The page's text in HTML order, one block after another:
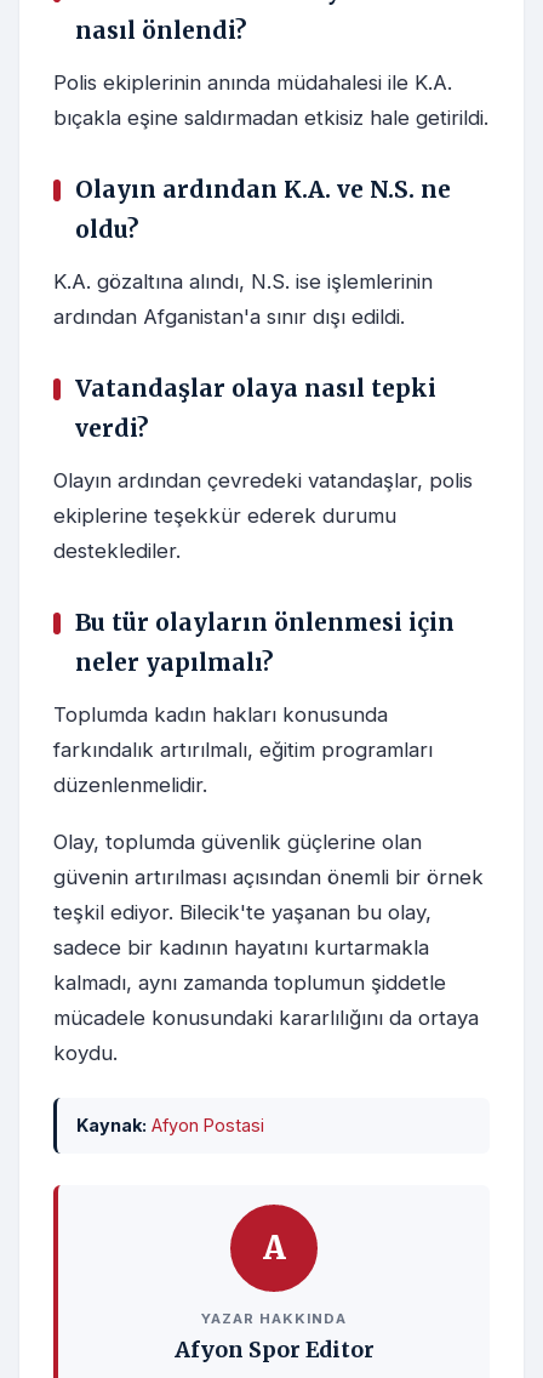
nasıl önlendi?
Polis ekiplerinin anında müdahalesi ile K.A.
bıçakla eşine saldırmadan etkisiz hale getirildi.
Olayın ardından K.A. ve N.S. ne
oldu?
K.A. gözaltına alındı, N.S. ise işlemlerinin
ardından Afganistan'a sınır dışı edildi.
Vatandaşlar olaya nasıl tepki
verdi?
Olayın ardından çevredeki vatandaşlar, polis
ekiplerine teşekkür ederek durumu
desteklediler.
Bu tür olayların önlenmesi için
neler yapılmalı?
Toplumda kadın hakları konusunda
farkındalık artırılmalı, eğitim programları
düzenlenmelidir.
Olay, toplumda güvenlik güçlerine olan
güvenin artırılması açısından önemli bir örnek
teşkil ediyor. Bilecik'te yaşanan bu olay,
sadece bir kadının hayatını kurtarmakla
kalmadı, aynı zamanda toplumun şiddetle
mücadele konusundaki kararlılığını da ortaya
koydu.
Kaynak: Afyon Postasi
A
YAZAR HAKKINDA
Afyon Spor Editor